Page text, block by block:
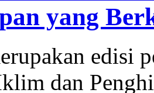
yang
edisi
dan